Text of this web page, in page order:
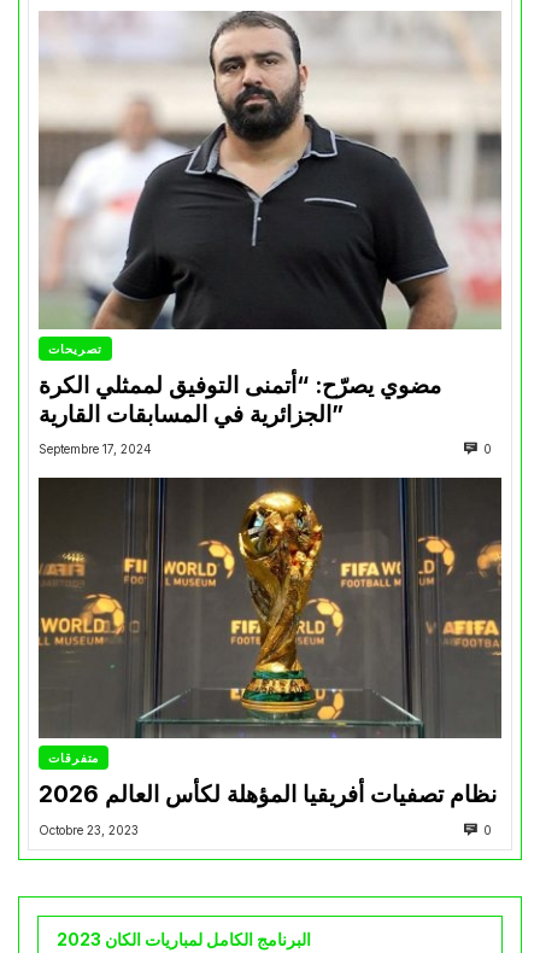
تصريحات
مضوي يصرّح: “أتمنى التوفيق لممثلي الكرة
الجزائرية في المسابقات القارية”
Septembre 17, 2024 0
متفرقات
نظام تصفيات أفريقيا المؤهلة لكأس العالم 2026
Octobre 23, 2023 0
البرنامج الكامل لمباريات الكان 2023